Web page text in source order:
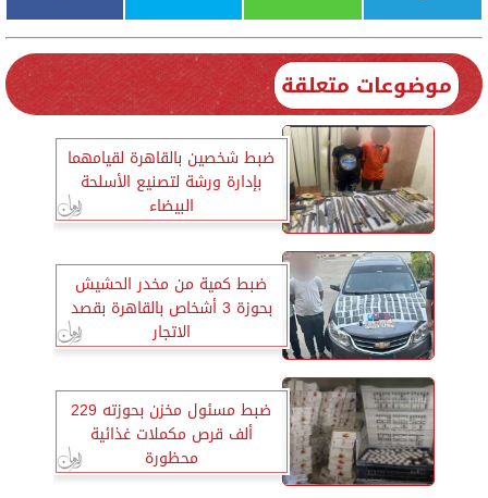
موضوعات متعلقة
ضبط شخصين بالقاهرة لقيامهما
بإدارة ورشة لتصنيع الأسلحة
البيضاء
ضبط كمية من مخدر الحشيش
بحوزة 3 أشخاص بالقاهرة بقصد
الاتجار
ضبط مسئول مخزن بحوزته 229
ألف قرص مكملات غذائية
محظورة